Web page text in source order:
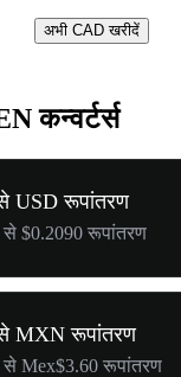
अभी CAD खरीदें
कन्वर्टर्स
USD रूपांतरण
$0.2090 रूपांतरण
MXN रूपांतरण
से Mex$3.60 रूपांतरण